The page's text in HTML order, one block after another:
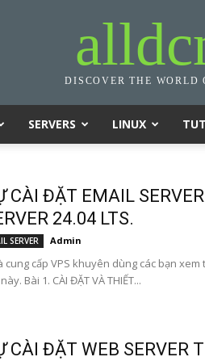
DISCOVER THE WORLD
SERVERS LINUX
CÀI ĐẶT EMAIL
24.04 LTS.
SERVER Admin
cung cấp VPS khuyên dùng các bạn xem
Bài 1. CÀI ĐẶT VÀ THIẾT...
CÀI ĐẶT WEB SERVER